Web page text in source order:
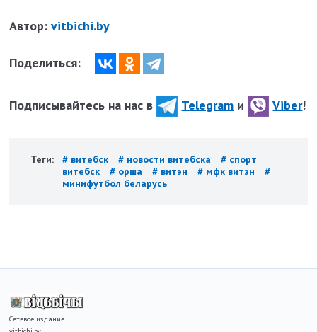
Автор:vitbichi.by
Поделиться:
Подписывайтесь на нас в Telegram и Viber!
Теги: # витебск # новости витебска
# спорт
витебск
# орша # витэн # мфк витэн
#
минифутбол беларусь
Сетевое издание